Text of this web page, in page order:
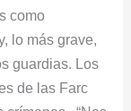
como
lo más grave,
guardias. Los
de las Farc